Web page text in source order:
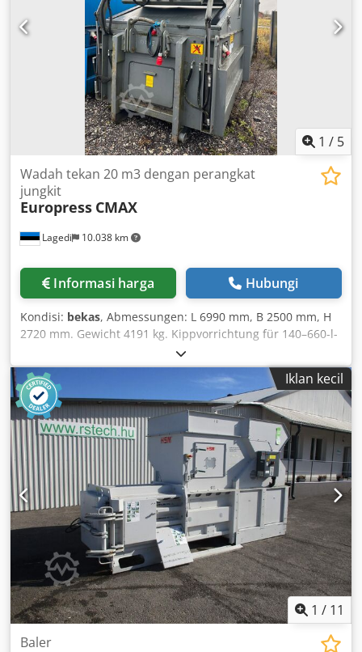
Klemmkraft.
1 / 5
Lagedi 10.038 km
Wadah tekan 20 m3 dengan perangkat
jungkit
Europress CMAX
Informasi harga Hubungi
Kondisi: bekas, Abmessungen: L 6990 mm, B 2500 mm, H
2720 mm. Gewicht 4191 kg. Kippvorrichtung für 140–660-l-
Behälter. Dksdjvkn Nvspfx Aptjr
Iklan kecil
1 / 11
Baler